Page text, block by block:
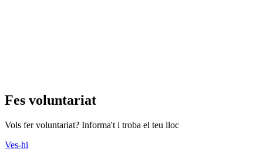
Fes voluntariat
Vols fer voluntariat? Informa't i troba el teu lloc
Ves-hi